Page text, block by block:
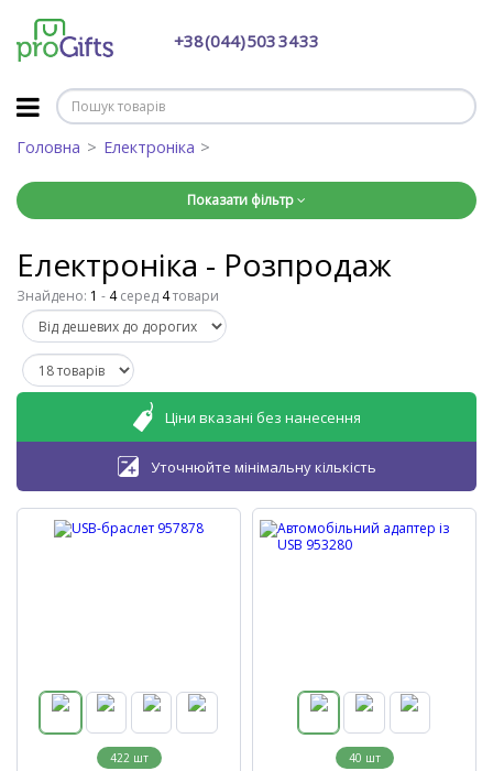
+38 (044) 503 34 33
Головна Електроніка
Показати фільтр
Електроніка - Розпродаж
Знайдено: 1 - 4серед 4товари
Ціни вказані без нанесення
Уточнюйте мінімальну кількість
422 шт 40 шт